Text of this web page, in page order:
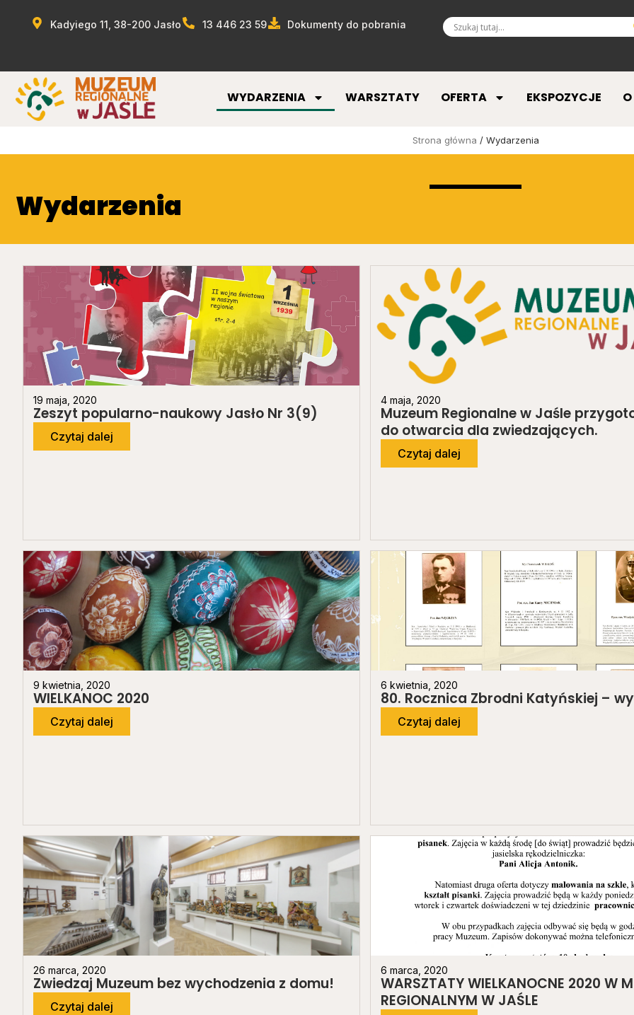
Kadyiego 11, 38-200 Jasło 13 446 23 59 Dokumenty do pobrania
WYDARZENIA WARSZTATY OFERTA EKSPOZYCJE
Strona główna / Wydarzenia
Wydarzenia
19 maja, 2020
Zeszyt popularno-naukowy Jasło Nr 3(9)
Czytaj dalej
4 maja, 2020
Muzeum Regionalne w Jaśle
do otwarcia dla zwiedzających.
Czytaj dalej
9 kwietnia, 2020
WIELKANOC 2020
Czytaj dalej
6 kwietnia, 2020
80. Rocznica Zbrodni Katyńskiej –
Czytaj dalej
26 marca, 2020
Zwiedzaj Muzeum bez wychodzenia z domu!
Czytaj dalej
6 marca, 2020
WARSZTATY WIELKANOCNE 2020 W
REGIONALNYM W JAŚLE